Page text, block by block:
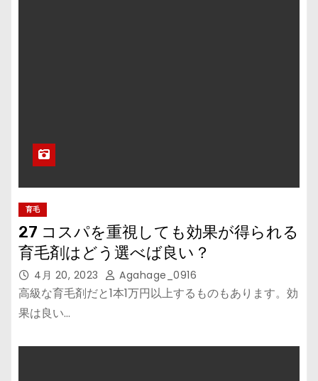
育毛
27 コスパを重視しても効果が得られる
育毛剤はどう選べば良い？
4月 20, 2023 Agahage_0916
高級な育毛剤だと1本1万円以上するものもあります。効
果は良い…